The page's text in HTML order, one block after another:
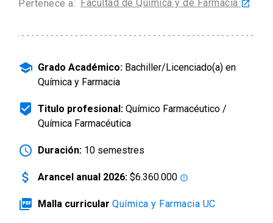
Pertenece a: Facultad de Química y de Farmacia launch
school Grado Académico: Bachiller/Licenciado(a) en
Química y Farmacia
beenhere Titulo profesional: Químico Farmacéutico /
Química Farmacéutica
schedule Duración: 10 semestres
attach_money Arancel anual 2026: $6.360.000 error_outline
picture_as_pdf Malla curricular Química y Farmacia UC